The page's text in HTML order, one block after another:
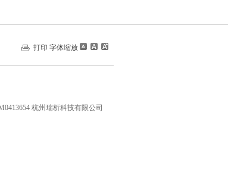
打印 字体缩放
杭州瑞析科技有限公司